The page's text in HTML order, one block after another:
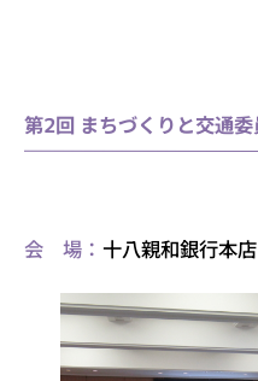
第2回 まちづくりと交通
会 場： 十八親和銀行本